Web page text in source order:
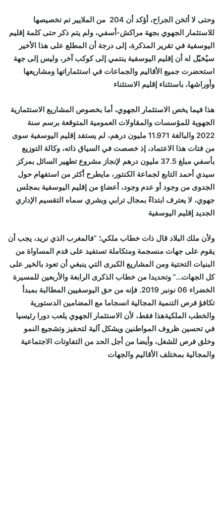
وحتى لا أثخن الجراح، أؤكد أن 204 من الملايير تم تخصيصها
للاستثمار الجهوي بجهة مراكش-أسفي، ولم يتم ذكر حتى كلمة إقليم
اليوسفية في تقرير المذكرة، إلى درجة أن المطلع على هذا الأخير
سيُخيّل له أن إقليم اليوسفية ينتمي إلى كوكب آخر، وليس إلى جهة
استحضرت جميع الأقاليم والجماعات في استثماراتها ومشاريعها
وأوراشها، باستثناء إقليم الاستثناء
هذا فيما يخص الاستثمار الجهوي، أما بخصوص المشاريع الاستثمارية
الجهوية للمؤسسات والمقاولات العمومية المتوقعة برسم سنة
2022 والبالغة 11.971 مليون درهم، لم يستفد إقليم اليوسفية سوى
من فتات هذا الاعتماد، إذ خصصت في السياق ذاته، وكالة التوزيع
بأسفي مبلغ 37.5 مليون درهم لإنجاز مشروع تطهير السائل بمركز
سيدي أحمد التابع لجماعة الكنتور، مايطرح أكثر من استفهام حول
الجدوى من وجود أو عدم وجود، أعضاءٍ من إقليم اليوسفية بمجلس
جهوي، لا يعترف ابتداءً بمجال ترابي وبشري سماه التقسيم الإداري
الجديد إقليم اليوسفية
ولأن ملك البلاد قال ذات خطاب ملكي؛ “فالمغرب الذي نريد، يجب أن
يقوم على جهات منسجمة ومتكاملة تستفيد على قدم المساواة من
البنيات التحتية ومن المشاريع الكبرى التي ينبغي أن تعود بالخير على
كل الجهات…” وتحديدا من خطاب الذكرى الرابعة والأربعين للمسيرة
الخضراء 06 نونبر 2019. فإنه من حق اليوسفيين المطالبة بمبدأ
تكافؤ فرص التنمية المجالية انسجاما مع المضامين الدستورية
والخطب الملكيةهذا فقط، لأن الاستثمار الجهوي يلعب دورا رئيسيا
في تحسين ظروف المواطنين ويشكل آلية لتحفيز وتشجيع النمو
وخلق فرص للشغل، وأيضا من أجل الحد من التفاوتات الاجتماعية
والمجالية بمختلف الأقاليم والجهات